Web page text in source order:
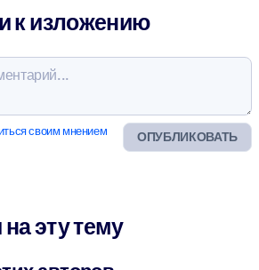
к изложению
ОПУБЛИКОВАТЬ
своим мнением
эту тему